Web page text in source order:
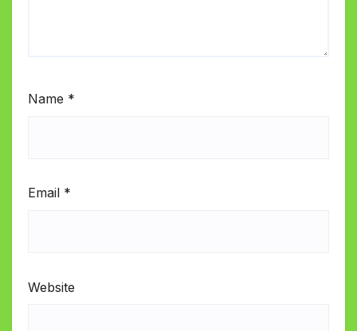
Name *
Email *
Website